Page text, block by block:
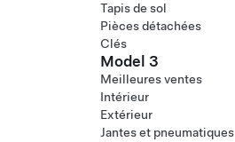
Tapis de sol
Pièces détachées
Clés
Model 3
Meilleures ventes
Intérieur
Extérieur
Jantes et pneumatiques